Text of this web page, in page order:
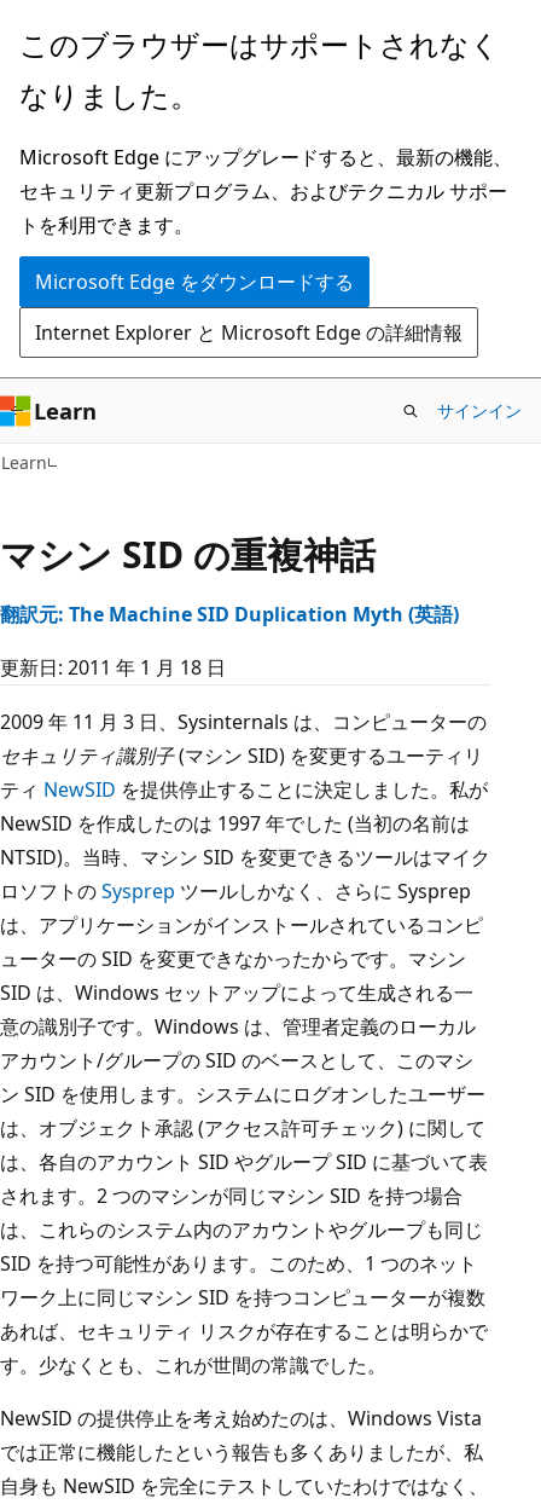
メ
ン
ン
テ
ン
ツ
に
ス
キ
ッ
プ
このブラウザーはサポートされなく
なりました。
Microsoft Edge にアップグレードすると、最新の機能、
セキュリティ更新プログラム、およびテクニカル サポー
トを利用できます。
Microsoft Edge をダウンロードする
Internet Explorer と Microsoft Edge の詳細情報
Learn サインイン
Learn
マシン SID の重複神話
翻訳元: The Machine SID Duplication Myth (英語)
更新日: 2011 年 1 月 18 日
2009 年 11 月 3 日、Sysinternals は、コンピューターの
セキュリティ識別子(マシン SID) を変更するユーティリ
ティ NewSID を提供停止することに決定しました。私が
NewSID を作成したのは 1997 年でした (当初の名前は
NTSID)。当時、マシン SID を変更できるツールはマイク
ロソフトのSysprep ツールしかなく、さらに Sysprep
は、アプリケーションがインストールされているコンピ
ューターの SID を変更できなかったからです。マシン
SID は、Windows セットアップによって生成される一
意の識別子です。Windows は、管理者定義のローカル
アカウント/グループの SID のベースとして、このマシ
ン SID を使用します。システムにログオンしたユーザー
は、オブジェクト承認 (アクセス許可チェック) に関して
は、各自のアカウント SID やグループ SID に基づいて表
されます。2 つのマシンが同じマシン SID を持つ場合
は、これらのシステム内のアカウントやグループも同じ
SID を持つ可能性があります。このため、1 つのネット
ワーク上に同じマシン SID を持つコンピューターが複数
あれば、セキュリティ リスクが存在することは明らかで
す。少なくとも、これが世間の常識でした。
NewSID の提供停止を考え始めたのは、Windows Vista
では正常に機能したという報告も多くありましたが、私
自身も NewSID を完全にテストしていたわけではなく、